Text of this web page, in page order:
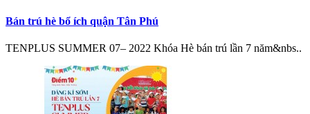
Bán trú hè bổ ích quận Tân Phú
TENPLUS SUMMER 07– 2022 Khóa Hè bán trú lần 7 năm&nbs..